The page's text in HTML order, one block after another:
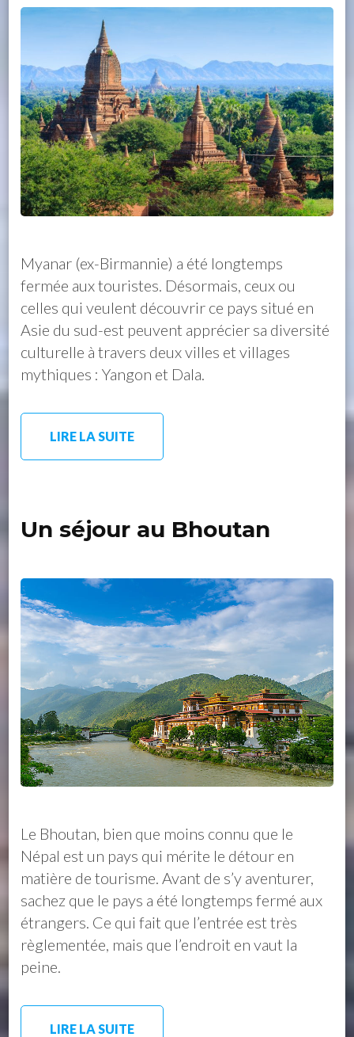
Myanar (ex-Birmannie) a été longtemps
fermée aux touristes. Désormais, ceux ou
celles qui veulent découvrir ce pays situé en
Asie du sud-est peuvent apprécier sa diversité
culturelle à travers deux villes et villages
mythiques : Yangon et Dala.
LIRE LA SUITE
Un séjour au Bhoutan
Le Bhoutan, bien que moins connu que le
Népal est un pays qui mérite le détour en
matière de tourisme. Avant de s’y aventurer,
sachez que le pays a été longtemps fermé aux
étrangers. Ce qui fait que l’entrée est très
règlementée, mais que l’endroit en vaut la
peine.
LIRE LA SUITE